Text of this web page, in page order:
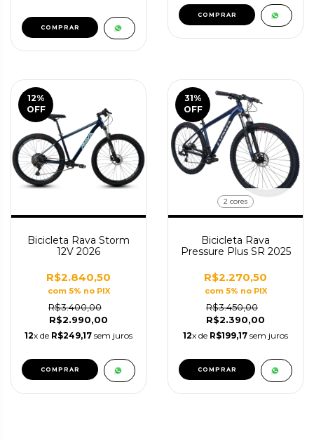
COMPRAR
COMPRAR
12%
OFF
Bicicleta Rava Storm
12V 2026
R$2.840,50
com 5% no PIX
R$3.400,00
R$2.990,00
12x de R$249,17 sem juros
COMPRAR
31%
OFF
2 cores
Bicicleta Rava
Pressure Plus SR 2025
R$2.270,50
com 5% no PIX
R$3.450,00
R$2.390,00
12x de R$199,17 sem juros
COMPRAR